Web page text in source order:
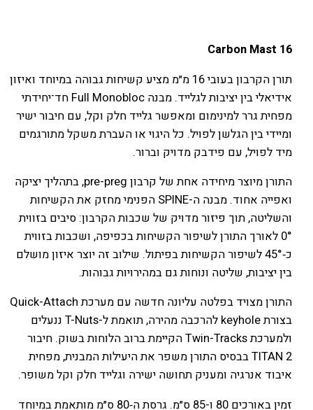
Carbon Mast 16
תורן הקרבון בעובי 16 מ״מ מציע קשיחות גבוהה במיוחד ואיזון
אידיאלי בין יציבות לגלייד. מבנה Full Monobloc חד־יחידתי
מפחית גרר למינימום ומאפשר גלייד חלק וקל, עם חיבור ישיר
ומיידי בין הגלשן לפויל. כל היגוי או העברת משקל מתורגמים
מיד לפויל, עם פידבק מדויק וברור.
התורן מיוצר מיחידה אחת של קרבון pre-preg, בתהליך יציקה
ואפייה אחוד. מבנה ה-SPINE הפנימי מחזק את הקשיחות
והשליטה, תוך פיזור מדויק של שכבות הקרבון: סיבים בזווית
0° לאורך התורן לשיפור הקשיחות בכפיפה, ושכבות בזווית
כ‑45° לשיפור הקשיחות בפיתול. שילוב זה יוצר איזון מושלם
בין יציבות, שליטה ונוחות גם במהירויות גבוהות.
התורן מצויד בפלטה עליונה חדשה עם מערכת Quick-Attach
בצורת keyhole להרכבה מהירה, תואמת ל-T-Nuts ננעלים
ולמערכת Twin-Tracks הקיימת ברוב הלוחות בשוק. חיבור
TITAN 2 בבסיס התורן משפר את היעילות המבנית, מפחית
איבוד אנרגיה ומעניק תחושה ישירה וגלייד חלק וקל משופר.
זמין באורכים 80 ו-85 ס״מ. גרסת ה‑80 ס״מ מותאמת במיוחד